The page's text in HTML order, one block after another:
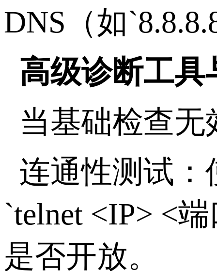
DNS （如
高级诊断工具
当基础检查
连通性测试
`telnet <IP> <端
是否开放。